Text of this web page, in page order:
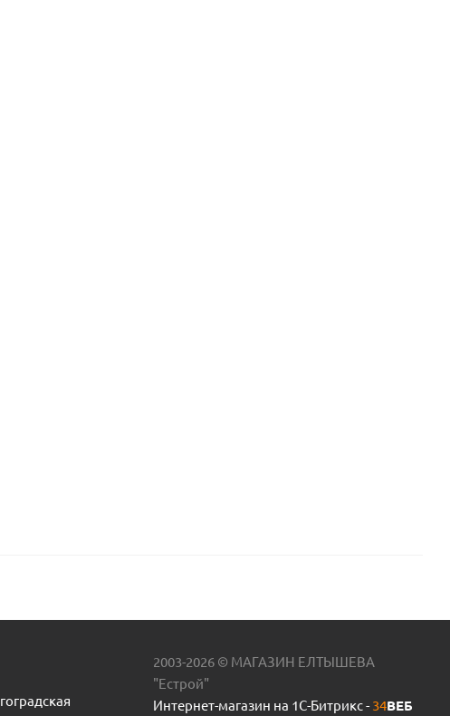
2003-2026 © МАГАЗИН ЕЛТЫШЕВА
"Естрой"
Интернет-магазин на 1С-Битрикс - 34ВЕБ